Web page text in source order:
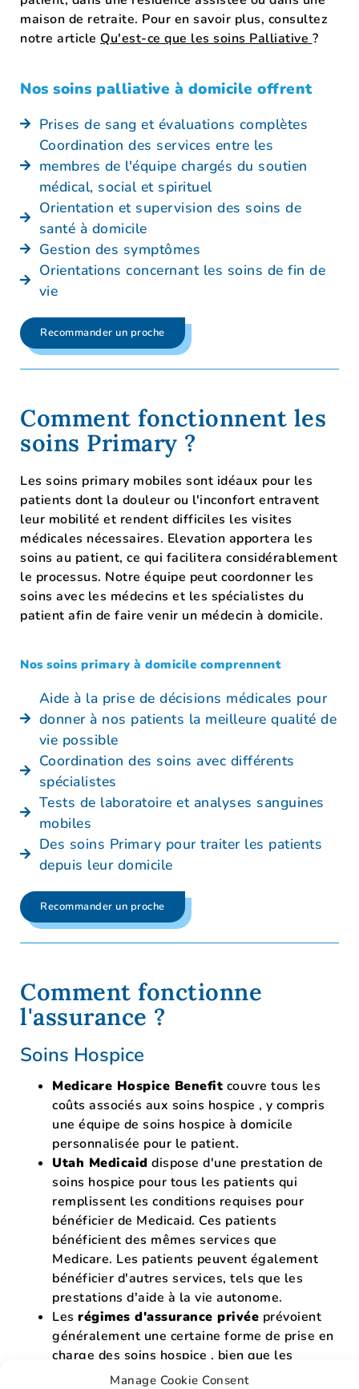
Manage Cookie Consent
maison de retraite. Pour en savoir plus, consultez
notre article Qu'est-ce que les soins Palliative ?
Nos soins palliative à domicile offrent
Prises de sang et évaluations complètes
Coordination des services entre les
membres de l'équipe chargés du soutien
médical, social et spirituel
Orientation et supervision des soins de
santé à domicile
Gestion des symptômes
Orientations concernant les soins de fin de
vie
Recommander un proche
Comment fonctionnent les
soins Primary ?
Les soins primary mobiles sont idéaux pour les
patients dont la douleur ou l'inconfort entravent
leur mobilité et rendent difficiles les visites
médicales nécessaires. Elevation apportera les
soins au patient, ce qui facilitera considérablement
le processus. Notre équipe peut coordonner les
soins avec les médecins et les spécialistes du
patient afin de faire venir un médecin à domicile.
Nos soins primary à domicile comprennent
Aide à la prise de décisions médicales pour
donner à nos patients la meilleure qualité de
vie possible
Coordination des soins avec différents
spécialistes
Tests de laboratoire et analyses sanguines
mobiles
Des soins Primary pour traiter les patients
depuis leur domicile
Recommander un proche
Comment fonctionne
l'assurance ?
Soins Hospice
Medicare Hospice Benefit couvre tous les
coûts associés aux soins hospice , y compris
une équipe de soins hospice à domicile
personnalisée pour le patient.
Utah Medicaid dispose d'une prestation de
soins hospice pour tous les patients qui
remplissent les conditions requises pour
bénéficier de Medicaid. Ces patients
bénéficient des mêmes services que
Medicare. Les patients peuvent également
bénéficier d'autres services, tels que les
prestations d'aide à la vie autonome.
Les régimes d'assurance privée prévoient
généralement une certaine forme de prise en
charge des soins hospice , bien que les
services puissent être soumis à une quote-